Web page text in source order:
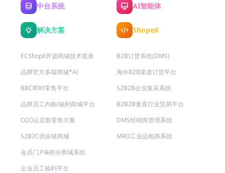
中台系统 AI智能体
解决方案 ShopeX
ECShopX开源商城技术底座
品牌官方多端商城*AI
BBC即时零售平台
品牌员工内购/福利商城平台
O2O云店新零售方案
S2B2C供应链商城
会员门户&积分商城系统
企业员工福利平台
B2B订货系统(DMS)
海外B2B渠道订货平台
S2B2B企业集采系统
B2B2B垂直行业贸易平台
DMS经销商管理系统
MRO工业品电商系统